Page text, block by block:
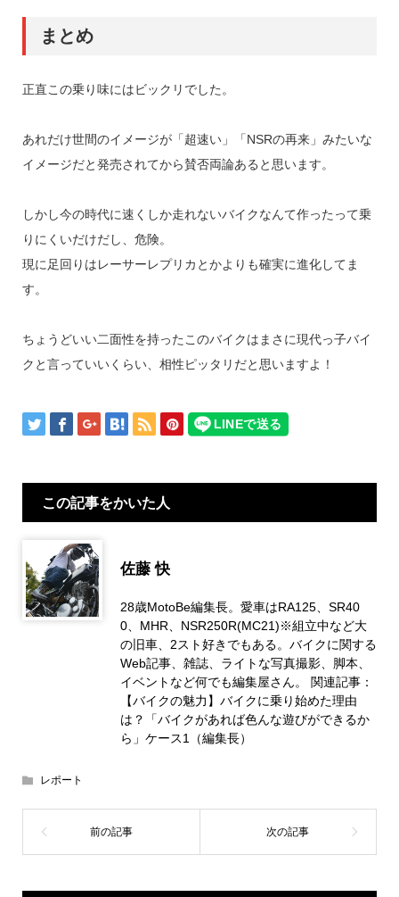
まとめ
正直この乗り味にはビックリでした。
あれだけ世間のイメージが「超速い」「NSRの再来」みたいな
イメージだと発売されてから賛否両論あると思います。
しかし今の時代に速くしか走れないバイクなんて作ったって乗
りにくいだけだし、危険。
現に足回りはレーサーレプリカとかよりも確実に進化してま
す。
ちょうどいい二面性を持ったこのバイクはまさに現代っ子バイ
クと言っていいくらい、相性ピッタリだと思いますよ！
この記事をかいた人
佐藤 快
28歳MotoBe編集長。愛車はRA125、SR40
0、MHR、NSR250R(MC21)※組立中など大
の旧車、2スト好きでもある。バイクに関する
Web記事、雑誌、ライトな写真撮影、脚本、
イベントなど何でも編集屋さん。 関連記事：
【バイクの魅力】バイクに乗り始めた理由
は？「バイクがあれば色んな遊びができるか
ら」ケース1（編集長）
レポート